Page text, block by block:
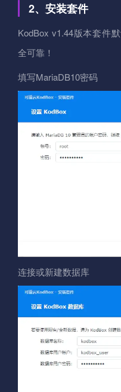
2、安装套件
KodBox v1.44版本套件
全可靠！
填写MariaDB10密码
连接或新建数据库